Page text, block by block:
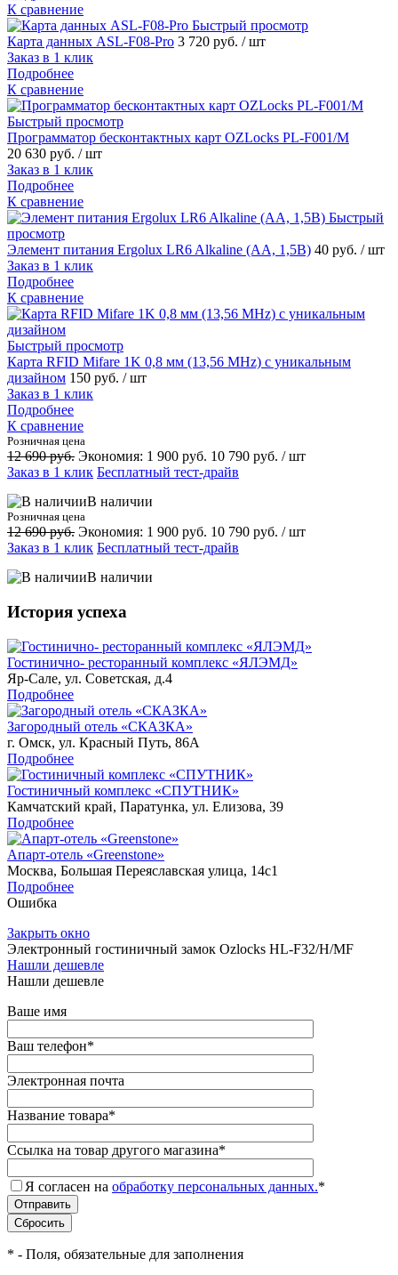
К сравнение
Быстрый просмотр
Карта данных ASL-F08-Pro 3 720 руб. / шт
Заказ в 1 клик
Подробнее
К сравнение
Быстрый просмотр
Программатор бесконтактных карт OZLoсks PL-F001/M
20 630 руб. / шт
Заказ в 1 клик
Подробнее
К сравнение
Быстрый
просмотр
Элемент питания Ergolux LR6 Alkaline (AA, 1,5В) 40 руб. / шт
Заказ в 1 клик
Подробнее
К сравнение
Быстрый просмотр
Карта RFID Mifare 1K 0,8 мм (13,56 MHz) с уникальным
дизайном 150 руб. / шт
Заказ в 1 клик
Подробнее
К сравнение
Розничная цена
12 690 руб. Экономия: 1 900 руб. 10 790 руб. / шт
Заказ в 1 клик Бесплатный тест-драйв
В наличии
Розничная цена
12 690 руб. Экономия: 1 900 руб. 10 790 руб. / шт
Заказ в 1 клик Бесплатный тест-драйв
В наличии
История успеха
Гостинично- ресторанный комплекс «ЯЛЭМД»
Яр-Сале, ул. Советская, д.4
Подробнее
Загородный отель «СКАЗКА»
г. Омск, ул. Красный Путь, 86А
Подробнее
Гостиничный комплекс «СПУТНИК»
Камчатский край, Паратунка, ул. Елизова, 39
Подробнее
Апарт-отель «Greenstone»
Москва, Большая Переяславская улица, 14с1
Подробнее
Ошибка
Закрыть окно
Электронный гостиничный замок Ozlocks HL-F32/H/MF
Нашли дешевле
Нашли дешевле
Ваше имя
Ваш телефон*
Электронная почта
Название товара*
Ссылка на товар другого магазина*
Я согласен на обработку персональных данных.*
* - Поля, обязательные для заполнения